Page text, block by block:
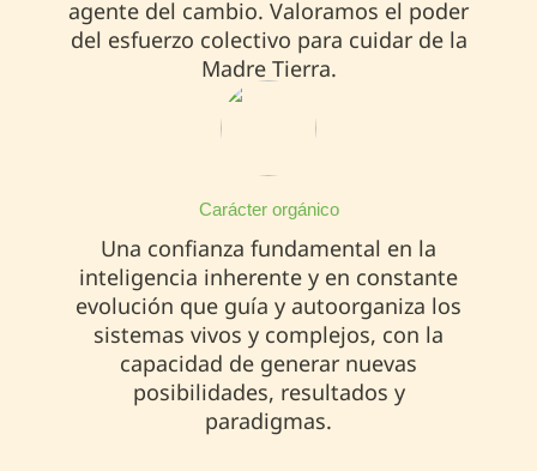
agente del cambio. Valoramos el poder
del esfuerzo colectivo para cuidar de la
Madre Tierra.
Carácter orgánico
Una confianza fundamental en la
inteligencia inherente y en constante
evolución que guía y autoorganiza los
sistemas vivos y complejos, con la
capacidad de generar nuevas
posibilidades, resultados y
paradigmas.